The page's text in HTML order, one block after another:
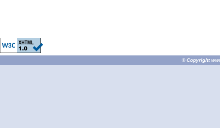
© Copyright